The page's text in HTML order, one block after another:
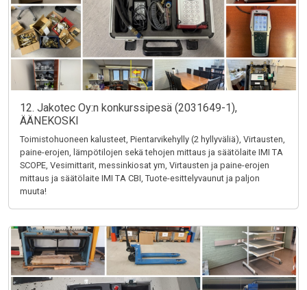
12. Jakotec Oy:n konkurssipesä (2031649-1),
ÄÄNEKOSKI
Toimistohuoneen kalusteet, Pientarvikehylly (2 hyllyväliä), Virtausten,
paine-erojen, lämpötilojen sekä tehojen mittaus ja säätölaite IMI TA
SCOPE, Vesimittarit, messinkiosat ym, Virtausten ja paine-erojen
mittaus ja säätölaite IMI TA CBI, Tuote-esittelyvaunut ja paljon
muuta!